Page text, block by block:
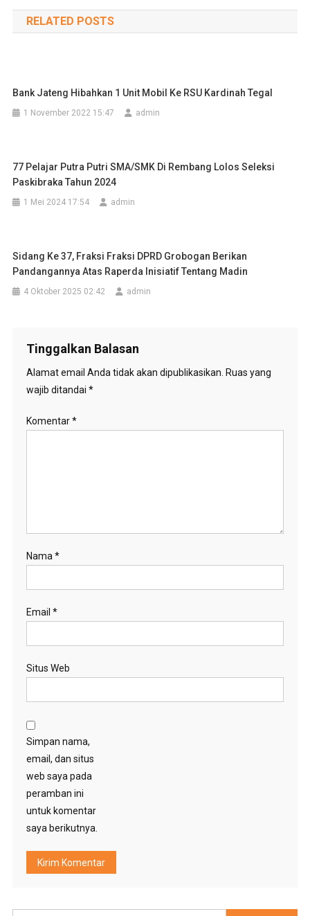
RELATED POSTS
Bank Jateng Hibahkan 1 Unit Mobil Ke RSU Kardinah Tegal
1 November 2022 15:47 admin
77 Pelajar Putra Putri SMA/SMK Di Rembang Lolos Seleksi
Paskibraka Tahun 2024
1 Mei 2024 17:54 admin
Sidang Ke 37, Fraksi Fraksi DPRD Grobogan Berikan
Pandangannya Atas Raperda Inisiatif Tentang Madin
4 Oktober 2025 02:42 admin
Tinggalkan Balasan
Alamat email Anda tidak akan dipublikasikan. Ruas yang
wajib ditandai *
Komentar*
Nama *
Email *
Situs Web
Simpan nama,
email, dan situs
web saya pada
peramban ini
untuk komentar
saya berikutnya.